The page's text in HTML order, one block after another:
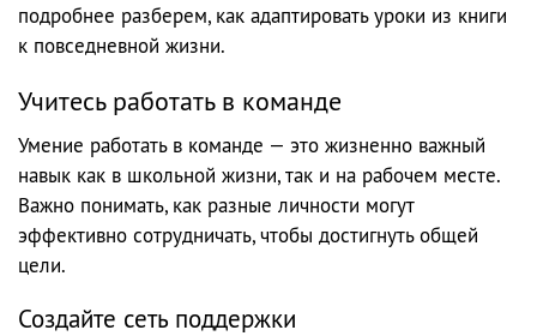
подробнее разберем, как адаптировать уроки из книги
к повседневной жизни.
Учитесь работать в команде
Умение работать в команде — это жизненно важный
навык как в школьной жизни, так и на рабочем месте.
Важно понимать, как разные личности могут
эффективно сотрудничать, чтобы достигнуть общей
цели.
Создайте сеть поддержки